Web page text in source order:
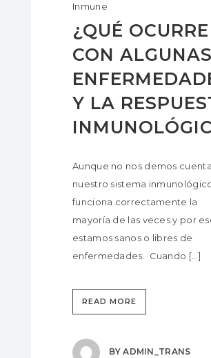
Inmune
¿QUÉ OCURRE
CON ALGUNAS
Y LA
Aunque no nos demos cuenta,
nuestro sistema
funciona correctamente la
mayoría de las veces y por
estamos sanos o libres de
enfermedades. Cuando […]
READ MORE
BYADMIN_TRANS